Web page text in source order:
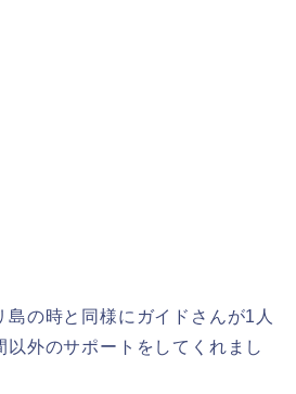
島の時と同様にガイドさんが1人
以外のサポートをしてくれまし